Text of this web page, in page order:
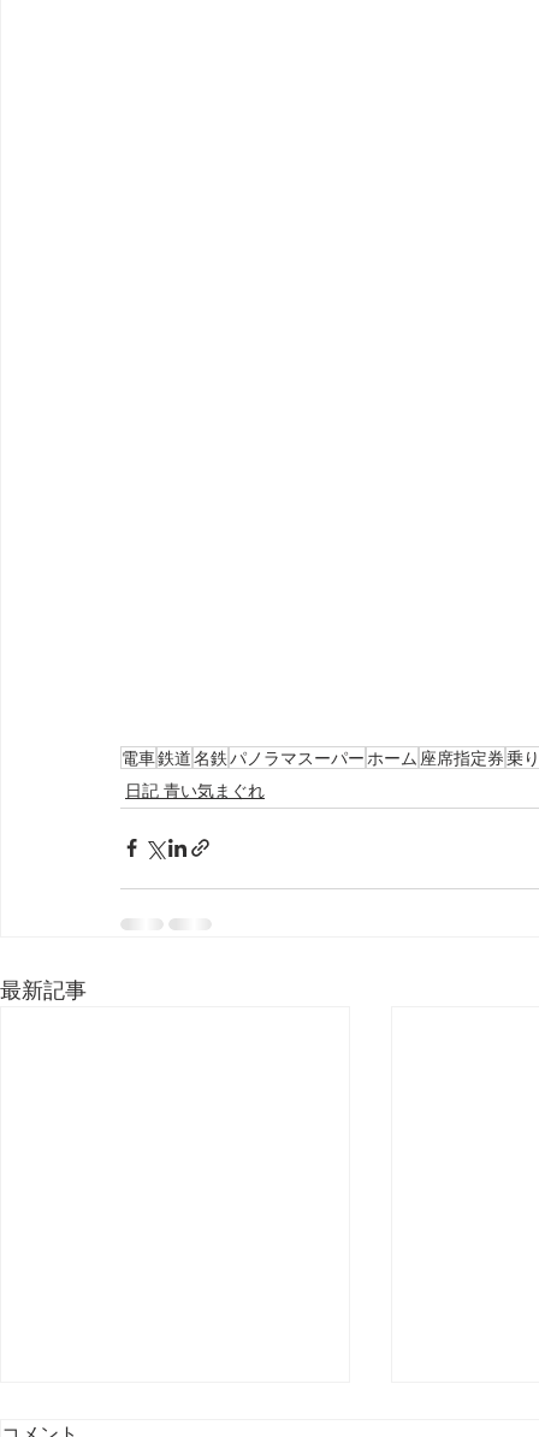
電車鉄道名鉄パノラマスーパー ホーム 座席指定券乗
日記 青い気まぐれ
最新記事